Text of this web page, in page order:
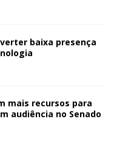
baixa presença
mais recursos para
audiência no Senado